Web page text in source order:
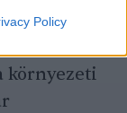
Policy
környezeti